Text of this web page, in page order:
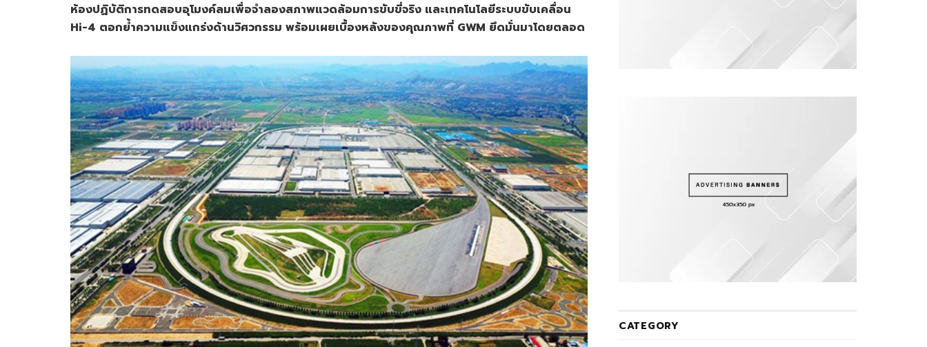
ห้องปฏิบัติการทดสอบอุโมงค์ลมเพื่อจำลองสภาพแวดล้อมการขับขี่จริง และเทคโนโลยีระบบขับเคลื่อน
Hi-4 ตอกย้ำความแข็งแกร่งด้านวิศวกรรม พร้อมเผยเบื้องหลังของคุณภาพที่ GWM ยึดมั่นมาโดยตลอด
CATEGORY